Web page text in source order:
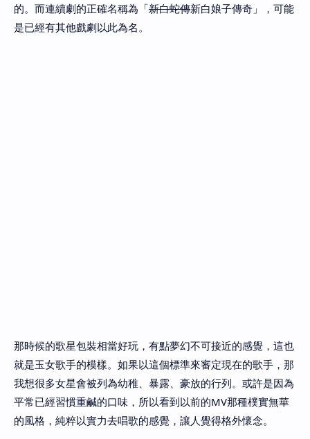
的。而連續劇的正確名稱為「新白蛇傳新白娘子傳奇」，可能
是已經有其他戲劇以此為名。
那時候的歌星包裝相當好玩，有點夢幻不可接近的感覺，這也
就是玉女歌手的模樣。如果以這個標準來審定現在的歌手，那
我想很多女星會被列為幼稚、暴露、豪放的行列。或許是因為
平常已經習慣重鹹的口味，所以看到以前的MV那種樸實無華
的風格，純粹以實力去唱歌的感覺，讓人覺得格外懷念。